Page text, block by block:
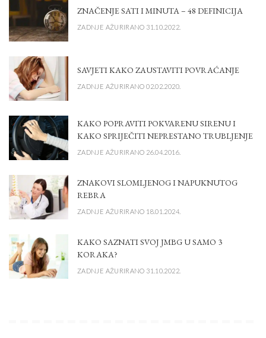
ZNAČENJE SATI I MINUTA – 48 DEFINICIJA
ZADNJE AŽURIRANO 31.10.2022.
SAVJETI KAKO ZAUSTAVITI POVRAĆANJE
ZADNJE AŽURIRANO 02.02.2020.
KAKO POPRAVITI POKVARENU SIRENU I
KAKO SPRIJEČITI NEPRESTANO TRUBLJENJE
ZADNJE AŽURIRANO 26.04.2016.
ZNAKOVI SLOMLJENOG I NAPUKNUTOG
REBRA
ZADNJE AŽURIRANO 18.01.2024.
KAKO SAZNATI SVOJ JMBG U SAMO 3
KORAKA?
ZADNJE AŽURIRANO 31.10.2022.